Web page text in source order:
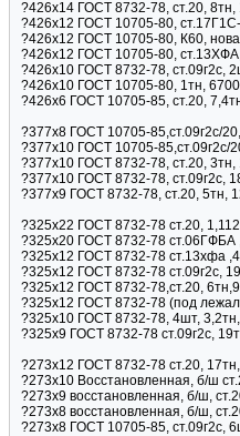
?426х14 ГОСТ 8732-78, ст.20,
?426х12 ГОСТ 10705-80,
?426х12 ГОСТ 10705-80, К60,
?426х12 ГОСТ 10705-80,
?426х10 ГОСТ 8732-78, ст.09г2с,
?426х10 ГОСТ 10705-80, 1тн,
?426х6 ГОСТ 10705-85, ст.20,
?377х8 ГОСТ 10705-85,ст.09г2с/
?377х10 ГОСТ 10705-85,ст.09г2с/
?377х10 ГОСТ 8732-78, ст.20,
?377х10 ГОСТ 8732-78, ст.09г2с,
?377х9 ГОСТ 8732-78, ст.20, 5тн,
?325х22 ГОСТ 8732-78 ст.20,
?325х20 ГОСТ 8732-78 ст.06ГФБА
?325х12 ГОСТ 8732-78 ст.13хфа
?325х12 ГОСТ 8732-78 ст.09г2с,
?325х12 ГОСТ 8732-78,ст.20,
?325х12 ГОСТ 8732-78 (под
?325х10 ГОСТ 8732-78, 4шт,
?325х9 ГОСТ 8732-78 ст.09г2с,
?273х12 ГОСТ 8732-78 ст.20,
?273х10 Восстановленная, б/ш
?273х9 восстановленная, б/ш,
?273х8 восстановленная, б/ш,
?273х8 ГОСТ 10705-85, ст.09г2с,